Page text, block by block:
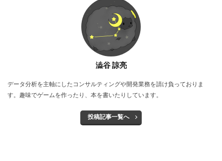
澁谷 諒亮
データ分析を主軸にしたコンサルティングや開発業務を請け負っておりま
す。趣味でゲームを作ったり、本を書いたりしています。
投稿記事一覧へ